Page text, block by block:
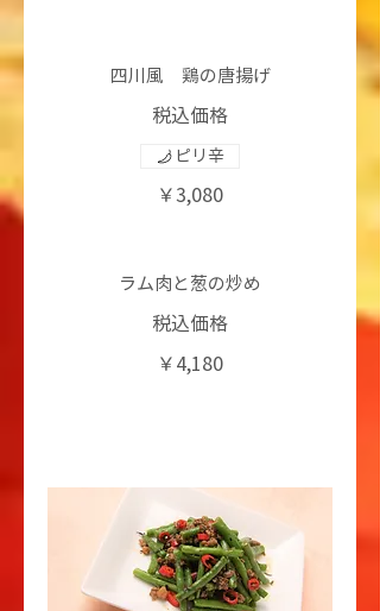
四川風 鶏の唐揚げ
税込価格
￥3,080
ピリ辛
ラム肉と葱の炒め
税込価格
￥4,180